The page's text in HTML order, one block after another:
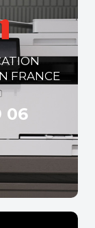
FRANCE
06